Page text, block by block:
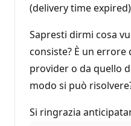
(delivery time
Sapresti dirmi cosa
consiste? È un errore
provider o da quello
modo si può
Si ringrazia